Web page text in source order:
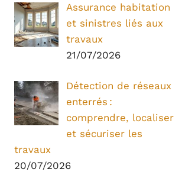
Assurance habitation
et sinistres liés aux
travaux
21/07/2026
Détection de réseaux
enterrés :
comprendre, localiser
et sécuriser les
travaux
20/07/2026